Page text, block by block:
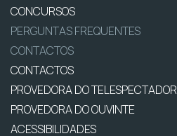
CONCURSOS
PERGUNTAS FREQUENTES
CONTACTOS
CONTACTOS
PROVEDORA DO TELESPECTADOR
PROVEDORA DO OUVINTE
ACESSIBILIDADES